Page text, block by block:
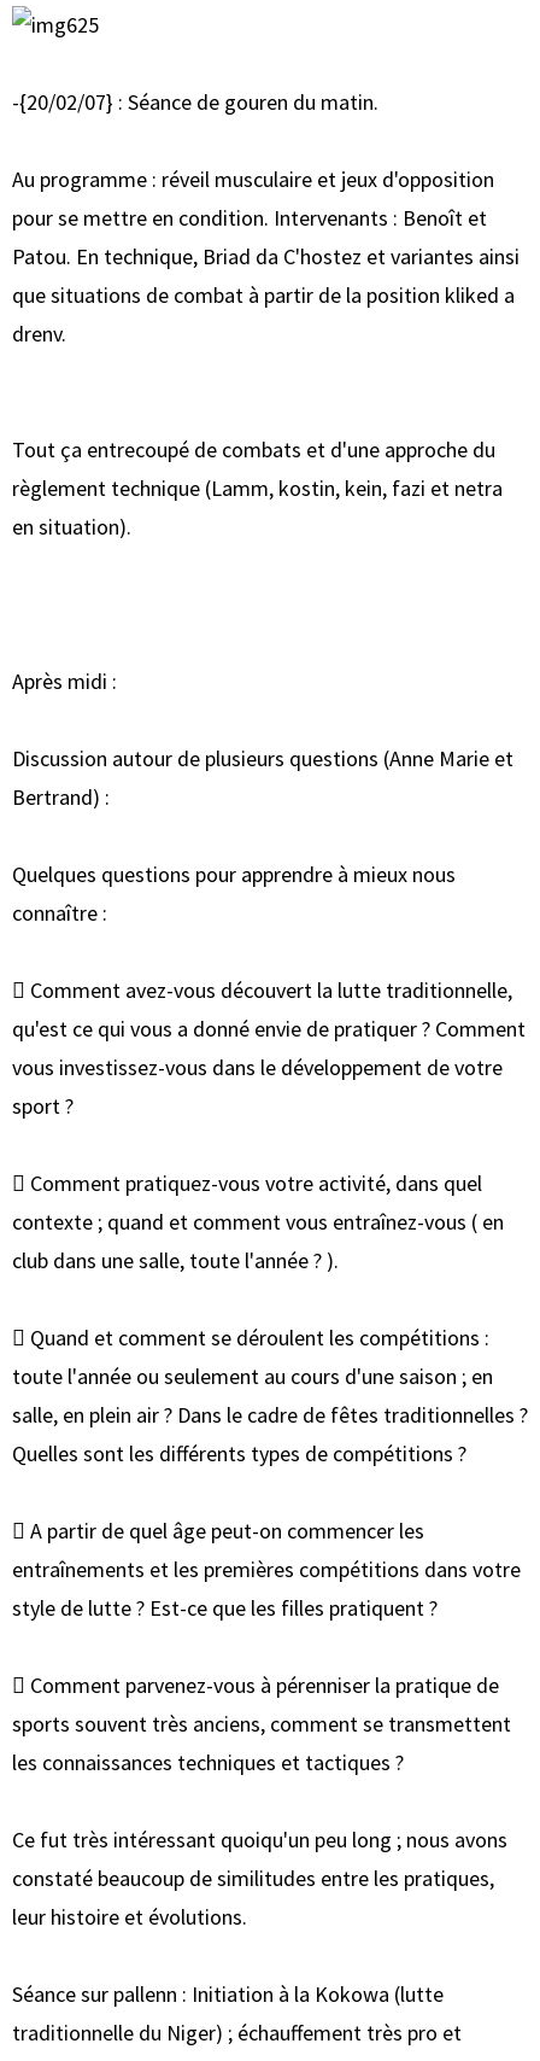
-{20/02/07} : Séance de gouren du matin.
Au programme : réveil musculaire et jeux d'opposition
pour se mettre en condition. Intervenants : Benoît et
Patou. En technique, Briad da C'hostez et variantes ainsi
que situations de combat à partir de la position kliked a
drenv.
Tout ça entrecoupé de combats et d'une approche du
règlement technique (Lamm, kostin, kein, fazi et netra
en situation).
Après midi :
Discussion autour de plusieurs questions (Anne Marie et
Bertrand) :
Quelques questions pour apprendre à mieux nous
connaître :
 Comment avez-vous découvert la lutte traditionnelle,
qu'est ce qui vous a donné envie de pratiquer ? Comment
vous investissez-vous dans le développement de votre
sport ?
 Comment pratiquez-vous votre activité, dans quel
contexte ; quand et comment vous entraînez-vous ( en
club dans une salle, toute l'année ? ).
 Quand et comment se déroulent les compétitions :
toute l'année ou seulement au cours d'une saison ; en
salle, en plein air ? Dans le cadre de fêtes traditionnelles ?
Quelles sont les différents types de compétitions ?
 A partir de quel âge peut-on commencer les
entraînements et les premières compétitions dans votre
style de lutte ? Est-ce que les filles pratiquent ?
 Comment parvenez-vous à pérenniser la pratique de
sports souvent très anciens, comment se transmettent
les connaissances techniques et tactiques ?
Ce fut très intéressant quoiqu'un peu long ; nous avons
constaté beaucoup de similitudes entre les pratiques,
leur histoire et évolutions.
Séance sur pallenn : Initiation à la Kokowa (lutte
traditionnelle du Niger) ; échauffement très pro et